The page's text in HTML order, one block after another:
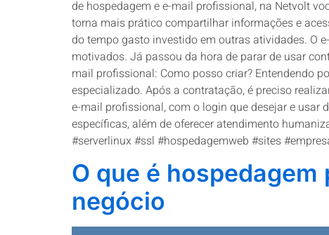
de hospedagem e e-mail profissional, na Netvolt
torna mais prático compartilhar informações e
do tempo gasto investido em outras atividades. O
motivados. Já passou da hora de parar de usar
mail profissional: Como posso criar? Entendendo
especializado. Após a contratação, é preciso
e-mail profissional, com o login que desejar e usar
específicas, além de oferecer atendimento
#serverlinux #ssl #hospedagemweb #sites
O que é
negócio